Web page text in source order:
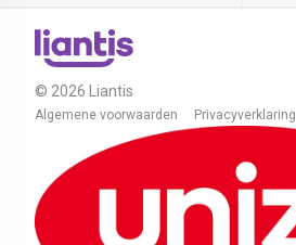
© 2026 Liantis
Algemene voorwaarden Privacyverklaring